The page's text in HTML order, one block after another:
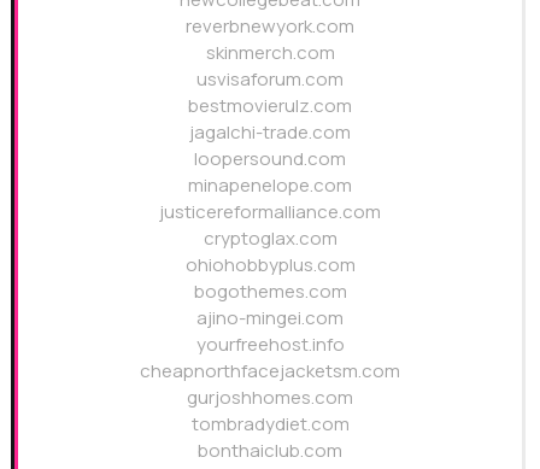
reverbnewyork.com
skinmerch.com
usvisaforum.com
bestmovierulz.com
jagalchi-trade.com
loopersound.com
minapenelope.com
justicereformalliance.com
cryptoglax.com
ohiohobbyplus.com
bogothemes.com
ajino-mingei.com
yourfreehost.info
cheapnorthfacejacketsm.com
gurjoshhomes.com
tombradydiet.com
bonthaiclub.com